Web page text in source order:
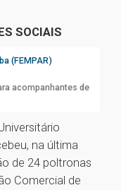
SOCIAIS
(FEMPAR)
acompanhantes de
na última
de 24 poltronas
Comercial de